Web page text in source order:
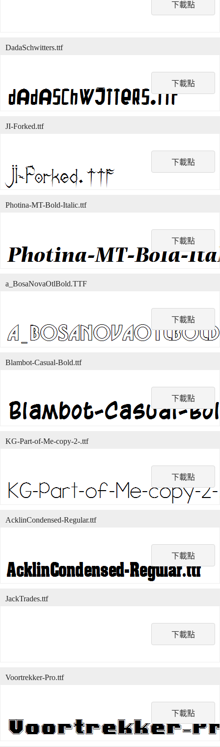
下載點
下載點
DadaSchwitters.ttf
下載點
JI-Forked.ttf
下載點
Photina-MT-Bold-Italic.ttf
下載點
a_BosaNovaOtlBold.TTF
下載點
Blambot-Casual-Bold.ttf
下載點
KG-Part-of-Me-copy-2-.ttf
下載點
AcklinCondensed-Regular.ttf
下載點
JackTrades.ttf
下載點
Voortrekker-Pro.ttf